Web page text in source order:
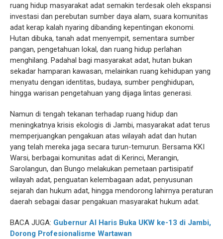
ruang hidup masyarakat adat semakin terdesak oleh ekspansi
investasi dan perebutan sumber daya alam, suara komunitas
adat kerap kalah nyaring dibanding kepentingan ekonomi.
Hutan dibuka, tanah adat menyempit, sementara sumber
pangan, pengetahuan lokal, dan ruang hidup perlahan
menghilang. Padahal bagi masyarakat adat, hutan bukan
sekadar hamparan kawasan, melainkan ruang kehidupan yang
menyatu dengan identitas, budaya, sumber penghidupan,
hingga warisan pengetahuan yang dijaga lintas generasi.
Namun di tengah tekanan terhadap ruang hidup dan
meningkatnya krisis ekologis di Jambi, masyarakat adat terus
memperjuangkan pengakuan atas wilayah adat dan hutan
yang telah mereka jaga secara turun-temurun. Bersama KKI
Warsi, berbagai komunitas adat di Kerinci, Merangin,
Sarolangun, dan Bungo melakukan pemetaan partisipatif
wilayah adat, penguatan kelembagaan adat, penyusunan
sejarah dan hukum adat, hingga mendorong lahirnya peraturan
daerah sebagai dasar pengakuan masyarakat hukum adat.
BACA JUGA: Gubernur Al Haris Buka UKW ke-13 di Jambi,
Dorong Profesionalisme Wartawan